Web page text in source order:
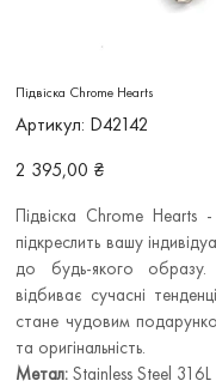
Підвіска Chrome Hearts
Артикул: Артикул
D42142
D42142
Ціна
2 395,00 ₴
Підвіска Chrome Hearts
підкреслить вашу
до будь-якого
відбиває сучасні
стане чудовим
та оригінальність.
Метал: Stainless Steel 316L